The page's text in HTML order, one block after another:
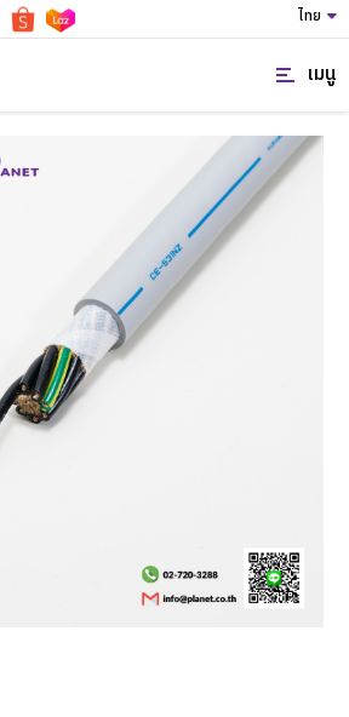
ไทย
เมนู